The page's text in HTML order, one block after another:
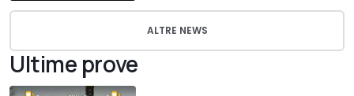
ALTRE NEWS
Ultime prove